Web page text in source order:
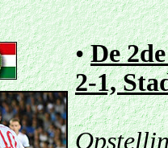
•De
2-1,